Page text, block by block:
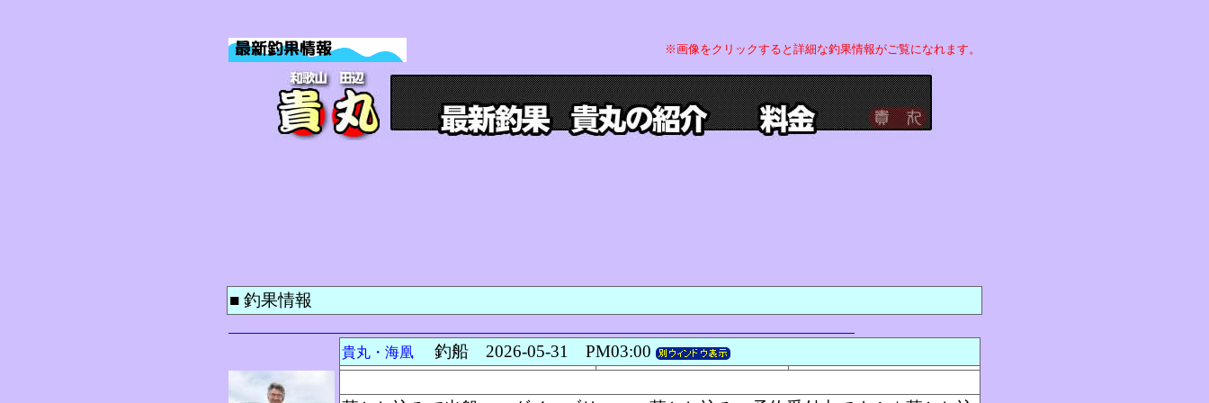
※画像をクリックすると詳細な釣果情報がご覧になれます。
■ 釣果情報
貴丸・海凰 釣船 2026-05-31 PM03:00